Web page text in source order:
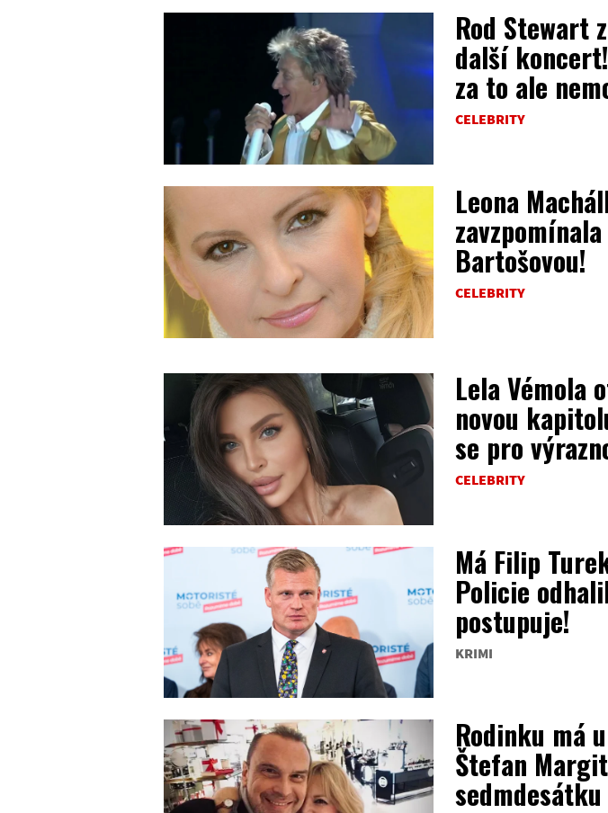
Rod Stewart
další
za to ale
CELEBRITY
Leona
Bartošovou!
CELEBRITY
Lela Vémola
novou
se pro
CELEBRITY
Má Filip
Policie
postupuje!
KRIMI
Rodinku má
Štefan
sedmdesátku